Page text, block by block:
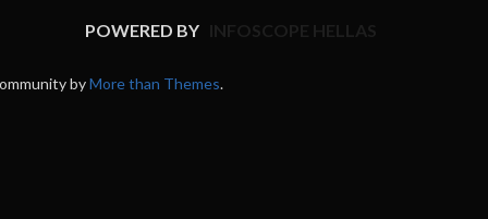
POWERED BY
byMore than Themes.